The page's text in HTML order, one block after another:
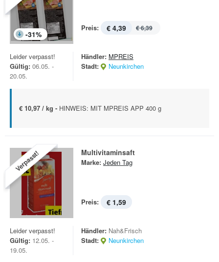
-31%
Preis: € 4,39 € 6,39
Leider verpasst!
Gültig: 06.05. -
20.05.
Händler: MPREIS
Stadt:
Neunkirchen
€ 10,97 / kg - HINWEIS: MIT MPREIS APP 400 g
Verpasst! Multivitaminsaft
Marke: Jeden Tag
Preis: € 1,59
Leider verpasst!
Gültig: 12.05. -
19.05.
Händler: Nah&Frisch
Stadt:
Neunkirchen